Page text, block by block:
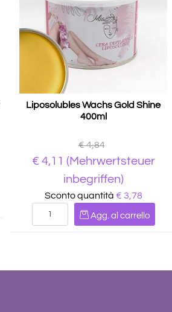
Liposolubles Wachs Gold Shine
400ml
€ 4,84
€ 4,11 (Mehrwertsteuer
inbegriffen)
Sconto quantità € 3,78
Quantità
Agg. al carrello